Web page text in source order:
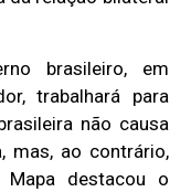
brasileiro, em
trabalhará para
não causa
mas, ao contrário,
Mapa destacou o